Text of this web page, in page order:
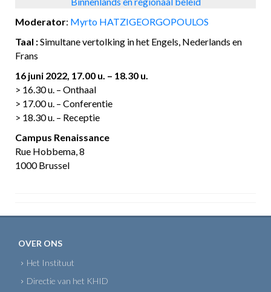
Moderator: Myrto HATZIGEORGOPOULOS
Taal :Simultane vertolking in het Engels, Nederlands en
Frans
16 juni 2022, 17.00 u. – 18.30 u.
> 16.30 u. – Onthaal
> 17.00 u. – Conferentie
> 18.30 u. – Receptie
Campus Renaissance
Rue Hobbema, 8
1000 Brussel
OVER ONS
Het Instituut
Directie van het KHID